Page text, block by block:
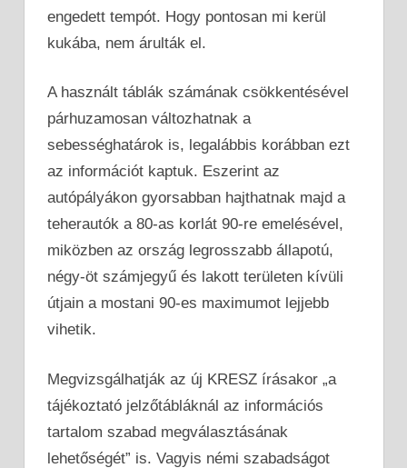
engedett tempót. Hogy pontosan mi kerül
kukába, nem árulták el.
A használt táblák számának csökkentésével
párhuzamosan változhatnak a
sebességhatárok is, legalábbis korábban ezt
az információt kaptuk. Eszerint az
autópályákon gyorsabban hajthatnak majd a
teherautók a 80-as korlát 90-re emelésével,
miközben az ország legrosszabb állapotú,
négy-öt számjegyű és lakott területen kívüli
útjain a mostani 90-es maximumot lejjebb
vihetik.
Megvizsgálhatják az új KRESZ írásakor „a
tájékoztató jelzőtábláknál az információs
tartalom szabad megválasztásának
lehetőségét” is. Vagyis némi szabadságot